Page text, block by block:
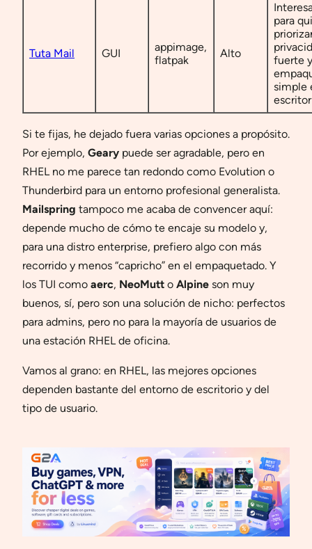
Tuta Mail GUI
appimage,
flatpak
Alto
para
fuerte y
simple
Si te fijas, he dejado fuera varias opciones a propósito.
Por ejemplo, Geary puede ser agradable, pero en
RHEL no me parece tan redondo como Evolution o
Thunderbird para un entorno profesional generalista.
Mailspring tampoco me acaba de convencer aquí:
depende mucho de cómo te encaje su modelo y,
para una distro enterprise, prefiero algo con más
recorrido y menos “capricho” en el empaquetado. Y
los TUI como aerc, NeoMutt o Alpine son muy
buenos, sí, pero son una solución de nicho: perfectos
para admins, pero no para la mayoría de usuarios de
una estación RHEL de oficina.
Vamos al grano: en RHEL, las mejores opciones
dependen bastante del entorno de escritorio y del
tipo de usuario.